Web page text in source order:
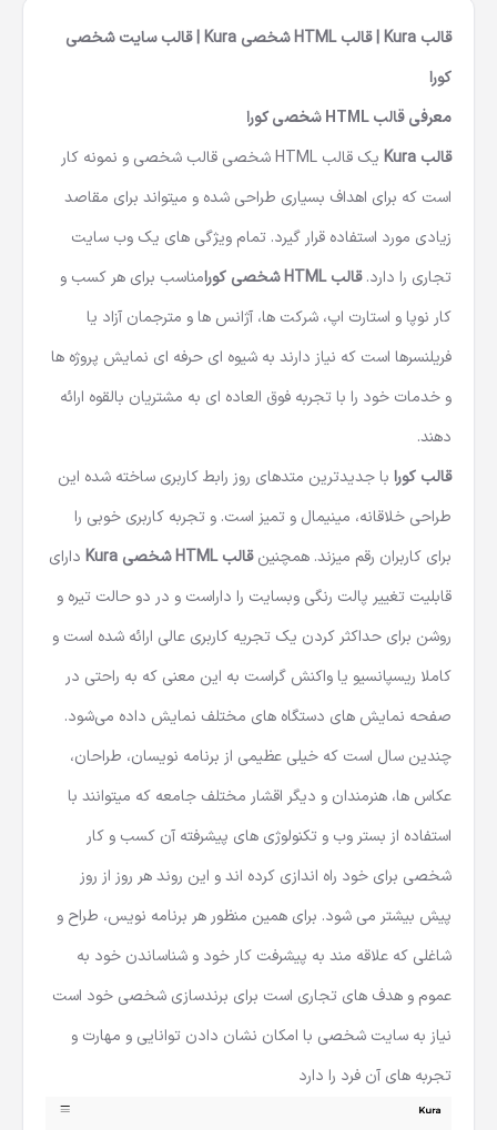
قالب Kura | قالب HTML شخصی Kura | قالب سایت شخصی
کورا
معرفی قالب HTML شخصی کورا
قالب Kura
یک قالب HTML شخصی
قالب شخصی و نمونه کار
است که برای اهداف بسیاری طراحی شده و میتواند برای مقاصد
زیادی مورد استفاده قرار گیرد. تمام ویژگی های یک وب سایت
تجاری را دارد.قالب HTML شخصی کورامناسب برای هر کسب و
کار نوپا و استارت اپ، شرکت ها، آژانس ها و مترجمان آزاد یا
فریلنسرها است که نیاز دارند به شیوه ای حرفه ای نمایش پروژه ها
و خدمات خود را با تجربه فوق العاده ای به مشتریان بالقوه ارائه
دهند.
قالب کورا با جدیدترین متدهای روز رابط کاربری ساخته شده این
طراحی خلاقانه، مینیمال و تمیز است. و تجربه کاربری خوبی را
برای کاربران رقم میزند. همچنینقالب HTML شخصی Kura
دارای
قابلیت تغییر پالت رنگی وبسایت را داراست و در دو حالت تیره و
روشن برای حداکثر کردن یک تجریه کاربری عالی ارائه شده است و
کاملا ریسپانسیو یا واکنش گراست به این معنی که به راحتی در
صفحه نمایش های دستگاه های مختلف نمایش داده می‌شود.
چندین سال است که خیلی عظیمی از برنامه نویسان، طراحان،
عکاس ها، هنرمندان و دیگر اقشار مختلف جامعه که میتوانند با
استفاده از بستر وب و تکنولوژی های پیشرفته آن کسب و کار
شخصی برای خود راه اندازی کرده اند و این روند هر روز از روز
پیش بیشتر می شود. برای همین منظور هر برنامه نویس، طراح و
شاغلی که علاقه مند به پیشرفت کار خود و شناساندن خود به
عموم و هدف های تجاری است برای برندسازی شخصی خود است
نیاز به سایت شخصی با امکان نشان دادن توانایی و مهارت و
تجربه های آن فرد را دارد